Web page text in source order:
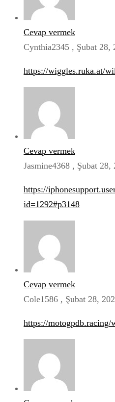
Cevap vermek
Cynthia2345 , Şubat 28,
https://wiggles.ruka.at/
Cevap vermek
Jasmine4368 , Şubat 28,
https://
id=1292#p3148
Cevap vermek
Cole1586 , Şubat 28,
https://